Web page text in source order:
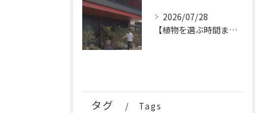
2026/07/28
【植物を選ぶ時間まで、特別なひとときに。
タグ Tags